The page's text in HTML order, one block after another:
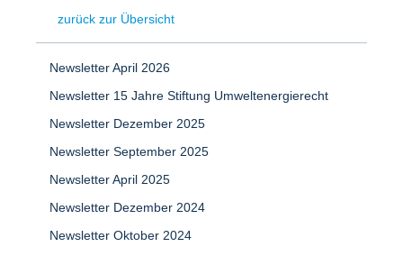
zurück zur Übersicht
Newsletter April 2026
Newsletter 15 Jahre Stiftung Umweltenergierecht
Newsletter Dezember 2025
Newsletter September 2025
Newsletter April 2025
Newsletter Dezember 2024
Newsletter Oktober 2024